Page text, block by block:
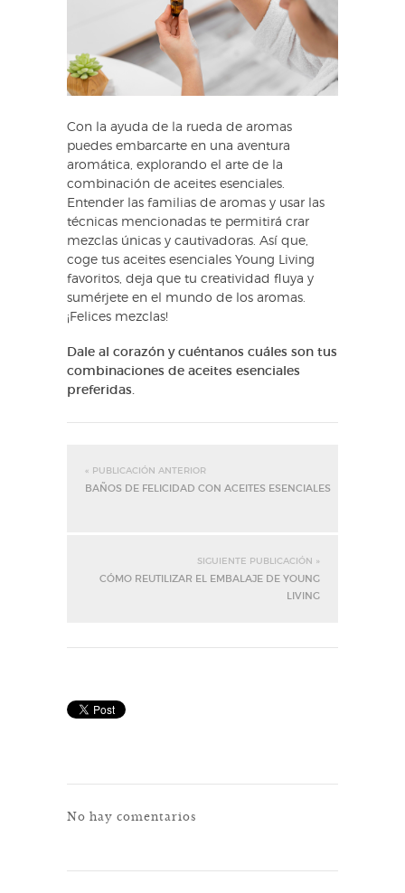
Con la ayuda de la rueda de aromas
puedes embarcarte en una aventura
aromática, explorando el arte de la
combinación de aceites esenciales.
Entender las familias de aromas y usar las
técnicas mencionadas te permitirá crar
mezclas únicas y cautivadoras. Así que,
coge tus aceites esenciales Young Living
favoritos, deja que tu creatividad fluya y
sumérjete en el mundo de los aromas.
¡Felices mezclas!
Dale al corazón y cuéntanos cuáles son tus
combinaciones de aceites esenciales
preferidas.
« PUBLICACIÓN ANTERIOR
BAÑOS DE FELICIDAD CON ACEITES ESENCIALES
SIGUIENTE PUBLICACIÓN »
CÓMO REUTILIZAR EL EMBALAJE DE YOUNG
LIVING
No hay comentarios